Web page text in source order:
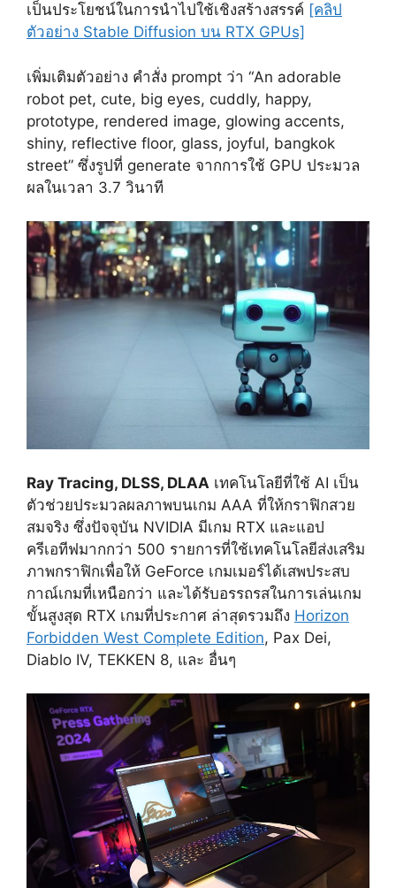
เป็นประโยชน์ในการนำไปใช้เชิงสร้างสรรค์ [คลิป
ตัวอย่าง Stable Diffusion บน RTX GPUs]
เพิ่มเติมตัวอย่าง คำสั่ง prompt ว่า “An adorable
robot pet, cute, big eyes, cuddly, happy,
prototype, rendered image, glowing accents,
shiny, reflective floor, glass, joyful, bangkok
street” ซึ่งรูปที่ generate จากการใช้ GPU ประมวล
ผลในเวลา 3.7 วินาที
Ray Tracing, DLSS, DLAA เทคโนโลยีที่ใช้ AI เป็น
ตัวช่วยประมวลผลภาพบนเกม AAA ที่ให้กราฟิกสวย
สมจริง ซึ่งปัจจุบัน NVIDIA มีเกม RTX และแอป
ครีเอทีฟมากกว่า 500 รายการที่ใช้เทคโนโลยีส่งเสริม
ภาพกราฟิกเพื่อให้ GeForce เกมเมอร์ได้เสพประสบ
กาณ์เกมที่เหนือกว่า และได้รับอรรถรสในการเล่นเกม
ขั้นสูงสุด RTX เกมที่ประกาศ ล่าสุดรวมถึง Horizon
Forbidden West Complete Edition, Pax Dei,
Diablo IV, TEKKEN 8, และ อื่นๆ